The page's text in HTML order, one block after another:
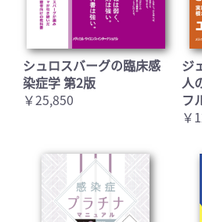
シュロスバーグの臨床感
染症学 第2版
￥25,850
ジ
人
フ
￥